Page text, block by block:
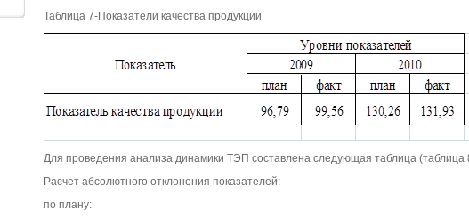
Таблица 7-Показатели качества продукции
Для проведения анализа динамики ТЭП составлена следующая таблица (таблица
Расчет абсолютного отклонения показателей:
по плану: